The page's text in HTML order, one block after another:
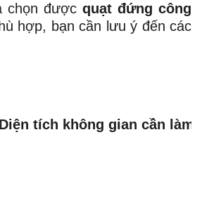
chọn được quạt đứng công
hợp, bạn cần lưu ý đến các
Diện tích không gian cần làm